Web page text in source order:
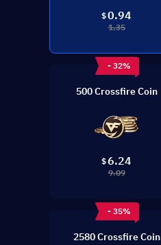
$0.94
1.35
- 32%
500 Crossfire Coin
$6.24
9.09
- 35%
2580 Crossfire Coin